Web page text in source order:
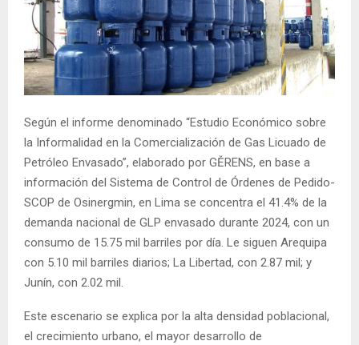
Según el informe denominado “Estudio Económico sobre
la Informalidad en la Comercialización de Gas Licuado de
Petróleo Envasado”, elaborado por GĚRENS, en base a
información del Sistema de Control de Órdenes de Pedido-
SCOP de Osinergmin, en Lima se concentra el 41.4% de la
demanda nacional de GLP envasado durante 2024, con un
consumo de 15.75 mil barriles por día. Le siguen Arequipa
con 5.10 mil barriles diarios; La Libertad, con 2.87 mil; y
Junín, con 2.02 mil.
Este escenario se explica por la alta densidad poblacional,
el crecimiento urbano, el mayor desarrollo de